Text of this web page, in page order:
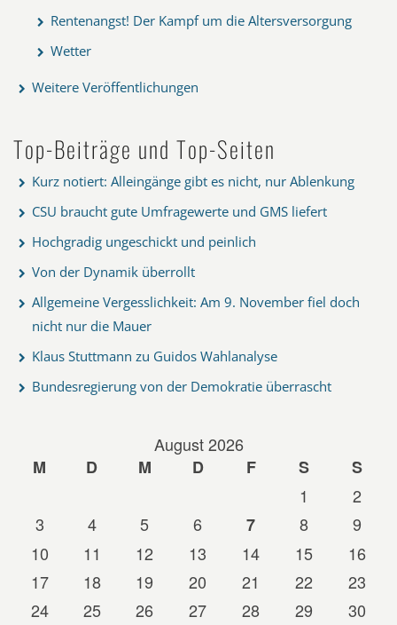
Rentenangst! Der Kampf um die Altersversorgung
Wetter
Weitere Veröffentlichungen
Top-Beiträge und Top-Seiten
Kurz notiert: Alleingänge gibt es nicht, nur Ablenkung
CSU braucht gute Umfragewerte und GMS liefert
Hochgradig ungeschickt und peinlich
Von der Dynamik überrollt
Allgemeine Vergesslichkeit: Am 9. November fiel doch
nicht nur die Mauer
Klaus Stuttmann zu Guidos Wahlanalyse
Bundesregierung von der Demokratie überrascht
August 2026
M
D M D F S
S
1
2
3
4 5 6 7 8
9
10
11 12 13 14 15
16
17
18 19 20 21 22
23
24
25 26 27 28 29
30